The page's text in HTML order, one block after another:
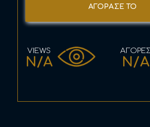
ΑΓΟΡΑΣΕ ΤΟ
N/A N/A